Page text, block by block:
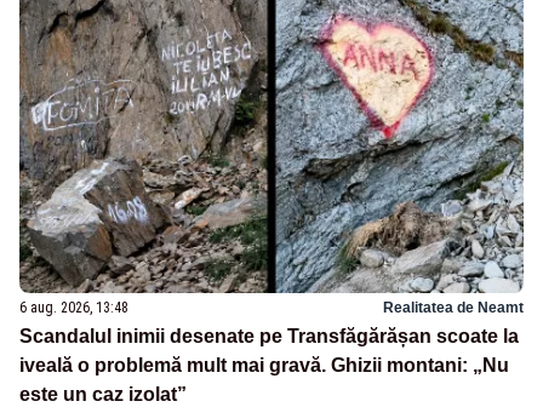
6 aug. 2026, 13:48 Realitatea de Neamt
Scandalul inimii desenate pe Transfăgărășan scoate la
iveală o problemă mult mai gravă. Ghizii montani: „Nu
este un caz izolat”